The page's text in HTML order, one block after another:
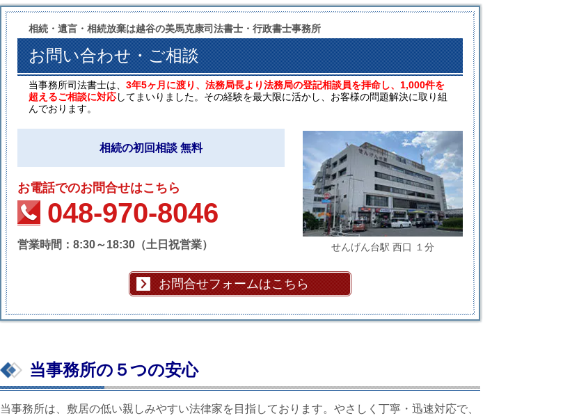
相続・遺言・相続放棄は越谷の美馬克康司法書士・行政書士事務所
お問い合わせ・ご相談
当事務所司法書士は、 3年5ヶ月に渡り、法務局長より法務局の登記相談員を拝命し、1,000件を
超えるご相談に対応してまいりました。その経験を最大限に活かし、お客様の問題解決に取り組
んでおります。
せんげん台駅 西口 １分
相続の初回相談 無料
お電話でのお問合せはこちら
048-970-8046
営業時間：8:30～18:30（土日祝営業）
お問合せフォームはこちら
当事務所の５つの安心
当事務所は、敷居の低い親しみやすい法律家を目指しております。やさしく丁寧・迅速対応で、